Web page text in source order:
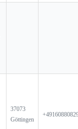
37073
Göttingen